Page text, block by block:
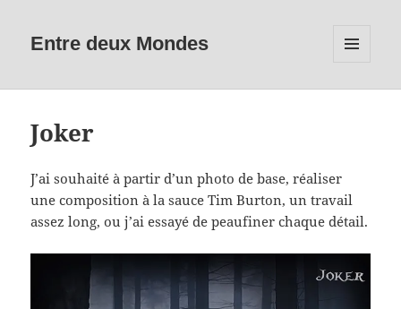
Entre deux Mondes
WIDGETS
Joker
J’ai souhaité à partir d’un photo de base, réaliser
une composition à la sauce Tim Burton, un travail
assez long, ou j’ai essayé de peaufiner chaque détail.